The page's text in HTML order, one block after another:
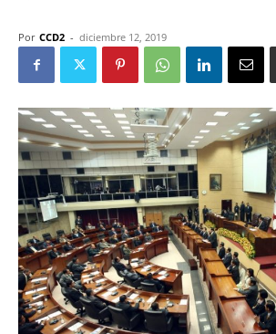
Por CCD2 - diciembre 12, 2019